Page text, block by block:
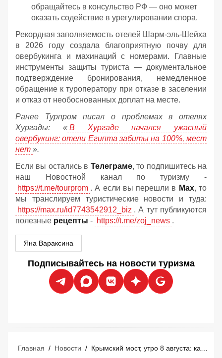
обращайтесь в консульство РФ — оно может
оказать содействие в урегулировании спора.
Рекордная заполняемость отелей Шарм-эль-Шейха
в 2026 году создала благоприятную почву для
овербукинга и махинаций с номерами. Главные
инструменты защиты туриста — документальное
подтверждение бронирования, немедленное
обращение к туроператору при отказе в заселении
и отказ от необоснованных доплат на месте.
Ранее Турпром писал о проблемах в отелях
Хургады: « В Хургаде начался ужасный
овербукинг: отели Египта забиты на 100%, мест
нет ».
Если вы остались в Телеграме, то подпишитесь на
наш Новостной канал по туризму -
https://t.me/tourprom . А если вы перешли в Мах, то
мы транслируем туристические новости и туда:
https://max.ru/id7743542912_biz . А тут публикуются
полезные рецепты - https://t.me/zoj_news .
Яна Вараксина
Подписывайтесь на новости туризма
Главная / Новости / Крымский мост, утро 8 августа: как свободно проехать? Нюансы с бензином